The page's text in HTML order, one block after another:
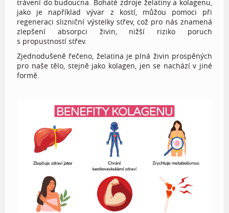
trávení do budoucna. Bohaté zdroje želatiny a kolagenu,
jako je například vývar z kostí, můžou pomoci při
regeneraci slizniční výstelky střev, což pro nás znamená
zlepšení absorpci živin, nižší riziko poruch
s propustností střev.
Zjednodušeně řečeno, želatina je plná živin prospěných
pro naše tělo, stejně jako kolagen, jen se nachází v jiné
formě.